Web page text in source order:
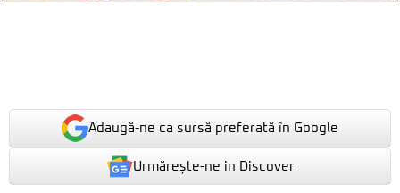
Adaugă-ne ca sursă preferată în Google
Urmărește-ne in Discover